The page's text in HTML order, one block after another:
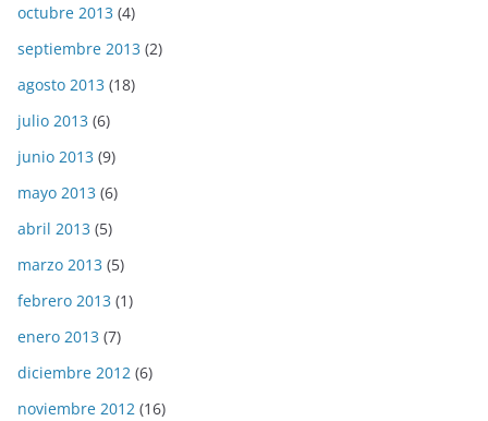
octubre 2013 (4)
septiembre 2013 (2)
agosto 2013 (18)
julio 2013 (6)
junio 2013 (9)
mayo 2013 (6)
abril 2013 (5)
marzo 2013 (5)
febrero 2013 (1)
enero 2013 (7)
diciembre 2012 (6)
noviembre 2012 (16)